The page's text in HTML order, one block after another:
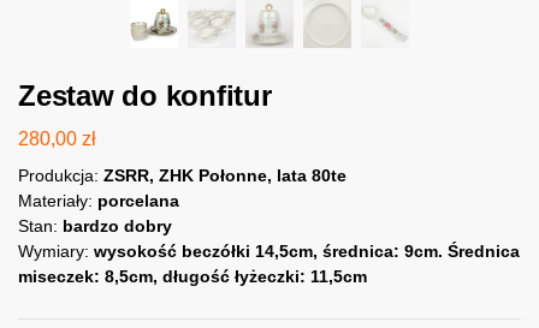
Zestaw do konfitur
280,00 zł
Produkcja: ZSRR, ZHK Połonne, lata 80te
Materiały: porcelana
Stan: bardzo dobry
Wymiary: wysokość beczółki 14,5cm, średnica: 9cm. Średnica
miseczek: 8,5cm, długość łyżeczki: 11,5cm